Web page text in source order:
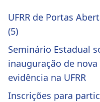
UFRR de Portas
(5)
Seminário Estadual
inauguração de
evidência na UFRR
Inscrições para